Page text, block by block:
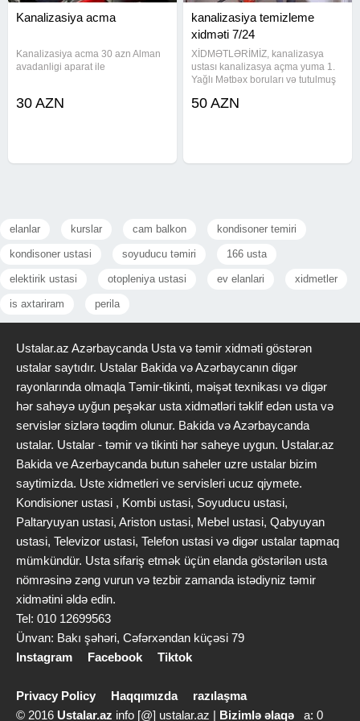
Kanalizasiya acma
Kanalizasiya acma 30 azn Alman
avadanligi aparat ile
30 AZN
kanalizasiya temizleme
xidməti 7/24
XİDMƏTLƏRİMİZ, kanalizasya
ustası kanalizasya açma yuma 1.
Yağlı Mətbəx boruları və tutulmuş
avadanlığı vasitəsiylə açılması və
50 AZN
elanlar kurslar cam balkon kondisoner temiri
kondisoner ustasi soyuducu təmiri 166 usta
elektirik ustasi otopleniya ustasi ev elanlari xidmetler
is axtariram perila
Ustalar.az Azərbaycanda Usta və təmir xidməti göstərən
ustalar saytıdır. Ustalar Bakida və Azərbaycanın digər
rayonlarında olmaqla Təmir-tikinti, məişət texnikası və digər
hər sahəyə uyğun peşəkar usta xidmətləri təklif edən usta və
servislər sizlərə təqdim olunur. Bakida və Azərbaycanda
ustalar. Ustalar - təmir və tikinti hər saheye uygun. Ustalar.az
Bakida ve Azerbaycanda butun saheler uzre ustalar bizim
saytimizda. Uste xidmetleri ve servisleri ucuz qiymete.
Kondisioner ustasi , Kombi ustasi, Soyuducu ustasi,
Paltaryuyan ustasi, Ariston ustasi, Mebel ustasi, Qabyuyan
ustasi, Televizor ustasi, Telefon ustasi və digər ustalar tapmaq
mümkündür. Usta sifariş etmək üçün elanda göstərilən usta
nömrəsinə zəng vurun və tezbir zamanda istədiyniz təmir
xidmətini əldə edin.
Tel: 010 12699563
Ünvan: Bakı şəhəri, Cəfərxəndan küçəsi 79
Instagram
Facebook Tiktok
Privacy Policy Haqqımızda
razılaşma
© 2016 Ustalar.az info [@] ustalar.az | Bizimlə əlaqə a: 0